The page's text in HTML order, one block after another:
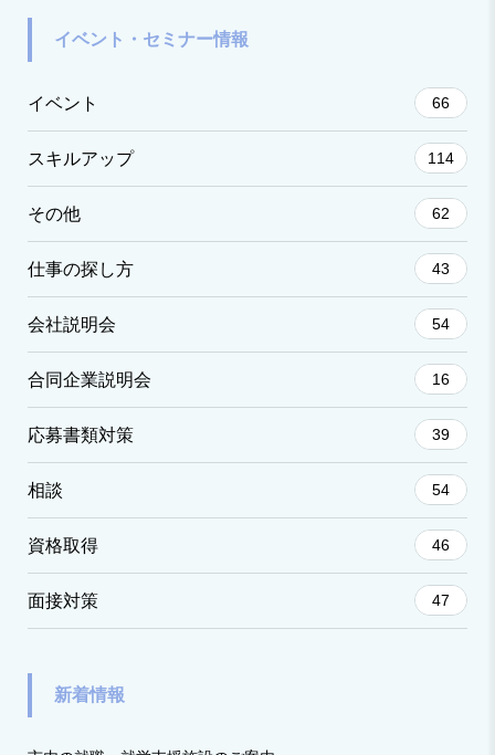
イベント・セミナー情報
イベント 66
スキルアップ 114
その他 62
仕事の探し方 43
会社説明会 54
合同企業説明会 16
応募書類対策 39
相談 54
資格取得 46
面接対策 47
新着情報